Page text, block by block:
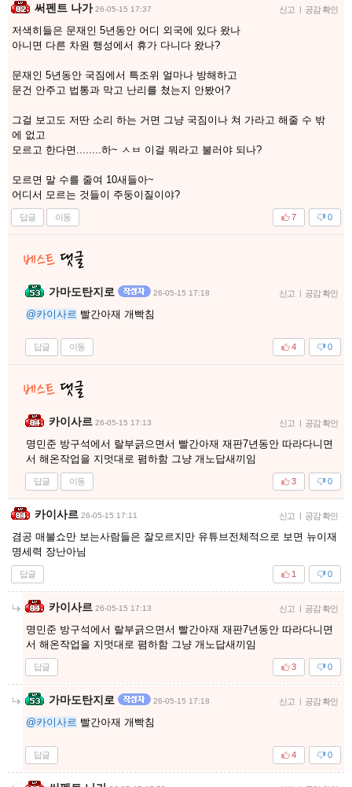
써펜트 나가 26-05-15 17:37 신고 | 공감 확인
저색히들은 문재인 5년동안 어디 외국에 있다 왔나
아니면 다른 차원 행성에서 휴가 다니다 왔나?
문재인 5년동안 국짐에서 특조위 얼마나 방해하고
문건 안주고 법통과 막고 난리를 쳤는지 안봤어?
그걸 보고도 저딴 소리 하는 거면 그냥 국짐이나 쳐 가라고 해줄 수 밖
에 없고
모르고 한다면........하~ ㅅㅂ 이걸 뭐라고 불러야 되나?
모르면 말 수를 줄여 10새들아~
어디서 모르는 것들이 주둥이질이야?
답글 이동 0
7
가마도탄지로 26-05-15 17:18 신고 | 공감 확인
@카이사르 빨간아재 개빡침
답글 이동 0
4
카이사르 26-05-15 17:13 신고 | 공감 확인
명민준 방구석에서 랄부긁으면서 빨간아재 재판7년동안 따라다니면
서 해온작업을 지멋대로 폄하함 그냥 개노답새끼임
답글 이동 0
3
카이사르 26-05-15 17:11 신고 | 공감 확인
겸공 매불쇼만 보는사람들은 잘모르지만 유튜브전체적으로 보면 뉴이재
명세력 장난아님
답글 0
1
카이사르 26-05-15 17:13 신고 | 공감 확인
명민준 방구석에서 랄부긁으면서 빨간아재 재판7년동안 따라다니면
서 해온작업을 지멋대로 폄하함 그냥 개노답새끼임
답글 0
3
가마도탄지로 26-05-15 17:18 신고 | 공감 확인
@카이사르 빨간아재 개빡침
답글 0
4